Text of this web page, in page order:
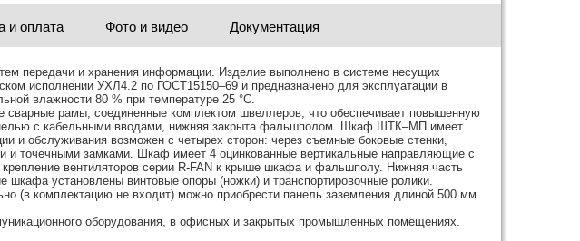
и оплата Фото и видео Документация
передачи и хранения информации. Изделие выполнено в системе несущих
исполнении УХЛ4.2 по ГОСТ15150–69 и предназначено для эксплуатации в
влажности 80 % при температуре 25 °С.
рамы, соединенные комплектом швеллеров, что обеспечивает повышенную
с кабельными вводами, нижняя закрыта фальшполом. Шкаф ШТК–МП имеет
и обслуживания возможен с четырех сторон: через съемные боковые стенки,
точечными замками. Шкаф имеет 4 оцинкованные вертикальные направляющие с
вентиляторов серии R-FAN к крыше шкафа и фальшполу. Нижняя часть
установлены винтовые опоры (ножки) и транспортировочные ролики.
(в комплектацию не входит) можно приобрести панель заземления длиной 500 мм
оборудования, в офисных и закрытых промышленных помещениях.